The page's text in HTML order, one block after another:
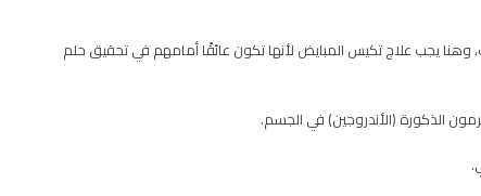
يجب علاج تكيس المبايض لأنها تكون عائقًا أمامهم في تحقيق حلم
الذكورة (الأندروجين) في الجسم.